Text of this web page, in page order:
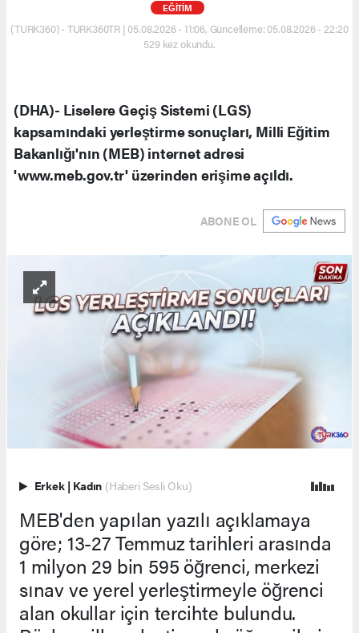
EĞİTİM
(TURK360) - TURK360TR | 05.08.2026 - 11:06, Güncelleme: 05.08.2026 - 22:20
529 kez okundu.
(DHA)- Liselere Geçiş Sistemi (LGS)
kapsamındaki yerleştirme sonuçları, Milli Eğitim
Bakanlığı'nın (MEB) internet adresi
'www.meb.gov.tr' üzerinden erişime açıldı.
ABONE OL
Erkek | Kadın (Haberi Sesli Oku)
MEB'den yapılan yazılı açıklamaya
göre; 13-27 Temmuz tarihleri arasında
1 milyon 29 bin 595 öğrenci, merkezi
sınav ve yerel yerleştirmeyle öğrenci
alan okullar için tercihte bulundu.